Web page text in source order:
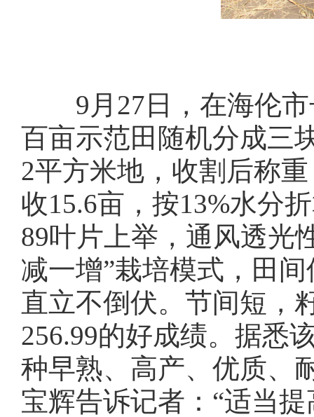
9月27日，在海伦市
百亩示范田随机分成三
2平方米地，收割后称
收15.6亩，按13%水分
89叶片上举，通风透光
减一增”栽培模式，田
直立不倒伏。节间短，
256.99的好成绩。据悉
种早熟、高产、优质、
宝辉告诉记者：“适当